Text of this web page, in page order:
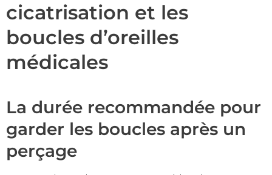
cicatrisation et les
boucles d’oreilles
médicales
La durée recommandée pour
garder les boucles après un
perçage